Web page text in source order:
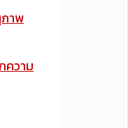
าพ
ความ